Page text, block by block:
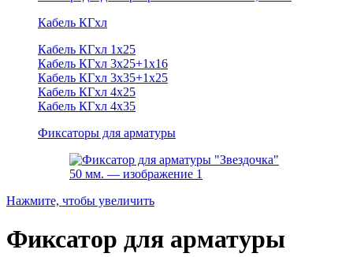
Кабель КГхл
Кабель КГхл 1х25
Кабель КГхл 3х25+1х16
Кабель КГхл 3х35+1х25
Кабель КГхл 4х25
Кабель КГхл 4х35
Фиксаторы для арматуры
Нажмите, чтобы увеличить
Фиксатор для арматуры